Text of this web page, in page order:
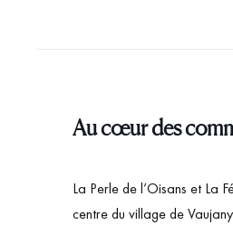
Au cœur des
La Perle de l’Oisans et La
centre du village de